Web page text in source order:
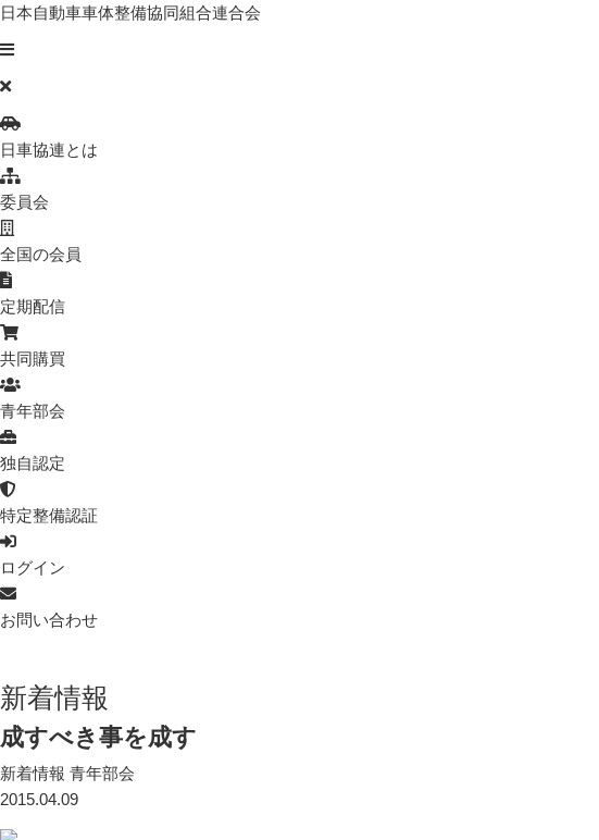
日本自動車車体整備協同組合連合会
日車協連とは
委員会
全国の会員
定期配信
共同購買
青年部会
独自認定
特定整備認証
ログイン
お問い合わせ
新着情報
成すべき事を成す
新着情報 青年部会
2015.04.09